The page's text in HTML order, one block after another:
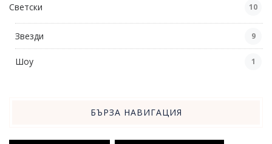
Светски 10
Звезди 9
Шоу 1
БЪРЗА НАВИГАЦИЯ